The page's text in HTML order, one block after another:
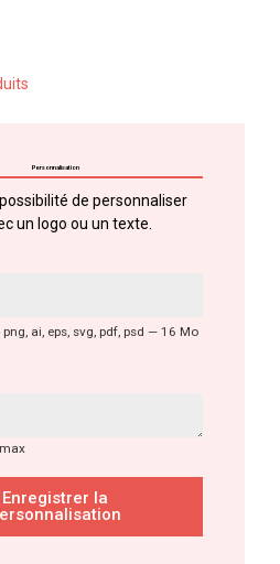
Personnalisation
de personnaliser
un logo ou un texte.
png, ai, eps, svg, pdf, psd — 16 Mo
Enregistrer la